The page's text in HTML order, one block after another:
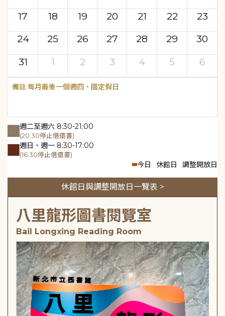
17
18 19 20 21 22
23
24
25 26 27 28 29
30
31
1 2 3 4 5 6
每月最後一個週四、國定假日
週二至週六 8:30-21:00
(20:30停止借還書)
週日、週一 8:30-17:00
(16:30停止借還書)
今日 休館日 調整開放日
休館日與調整開放日一覽表 >
八里龍形圖書閱覽室
Bail Longxing Reading Room